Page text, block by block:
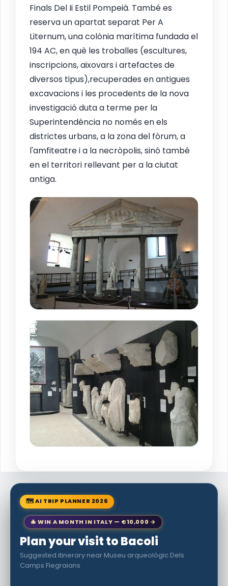
Finals Del Ii Estil Pompeià. També es
reserva un apartat separat Per A
Liternum, una colònia marítima fundada el
194 AC, en què les troballes (escultures,
inscripcions, aixovars i artefactes de
diversos tipus),recuperades en antigues
excavacions i les procedents de la nova
investigació duta a terme per la
Superintendència no només en els
districtes urbans, a la zona del fòrum, a
l'amfiteatre i a la necròpolis, sinó també
en el territori rellevant per a la ciutat
antiga.
🗺 AI TRIP PLANNER 2026
🎄 WIN A MONTH IN ITALY — €10,000 →
Plan your visit to Bacoli
Suggested itinerary near Museu arqueològic Dels
Camps Flegraians